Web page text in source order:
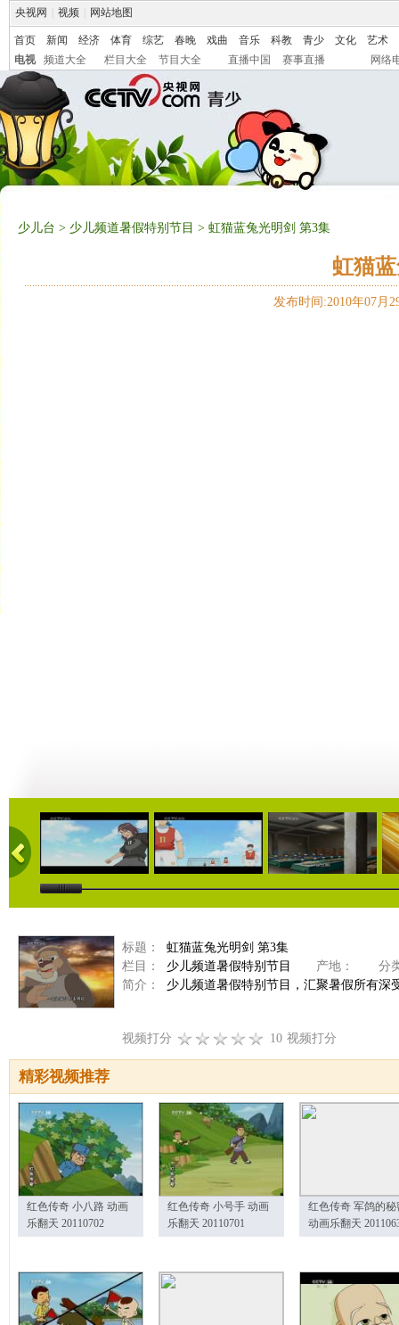
央视网 视频 网站地图
首页 新闻 经济 体育 综艺 春晚 戏曲 音乐 科教 青少 文化
艺术
电视
频道大全 栏目大全 节目大全 直播中国 赛事直播 网络
少儿台 > 少儿频道暑假特别节目 > 虹猫蓝兔光明剑 第3集
虹猫
发布时间:2010年07月
23:00 22:01 08:36
标题：
虹猫蓝兔光明剑 第3集
栏目：
少儿频道暑假特别节目 产地：
分
简介：
少儿频道暑假特别节目，汇聚暑假所有深
视频打分 10 视频打分
精彩视频推荐
红色传奇 小八路 动画
乐翻天 20110702
红色传奇 小号手 动画
乐翻天 20110701
红色传奇 军鸽的秘
动画乐翻天